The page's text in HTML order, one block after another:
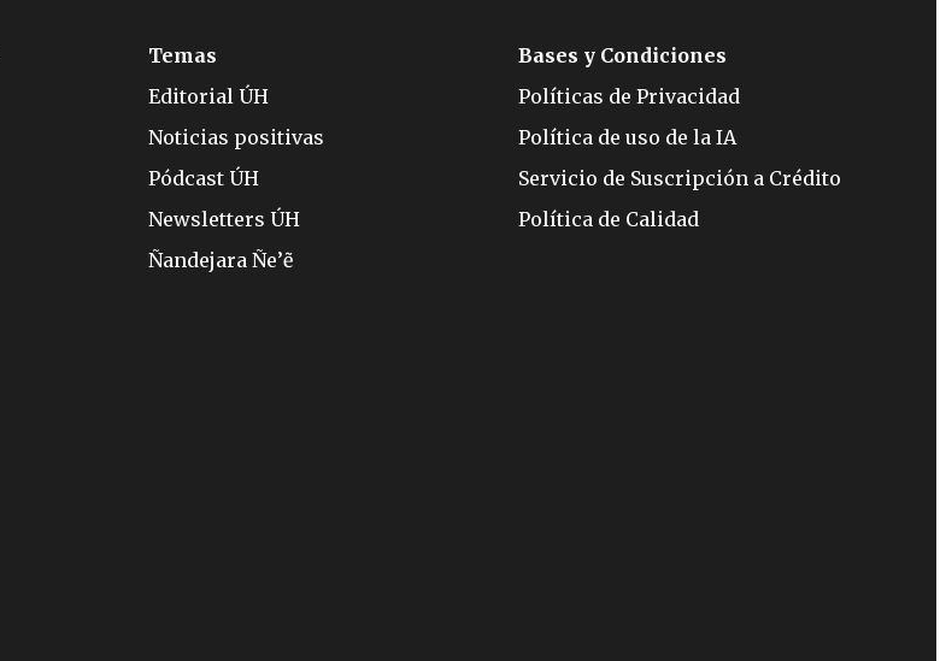
Temas
Editorial ÚH
Noticias positivas
Pódcast ÚH
Newsletters ÚH
Ñandejara Ñe’ẽ
Bases y Condiciones
Políticas de Privacidad
Política de uso de la IA
Servicio de Suscripción a Crédito
Política de Calidad